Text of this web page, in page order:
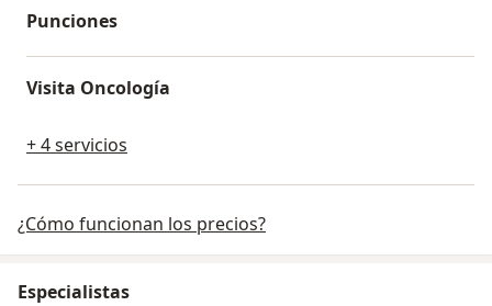
Punciones
Visita Oncología
+ 4 servicios
¿Cómo funcionan los precios?
Especialistas